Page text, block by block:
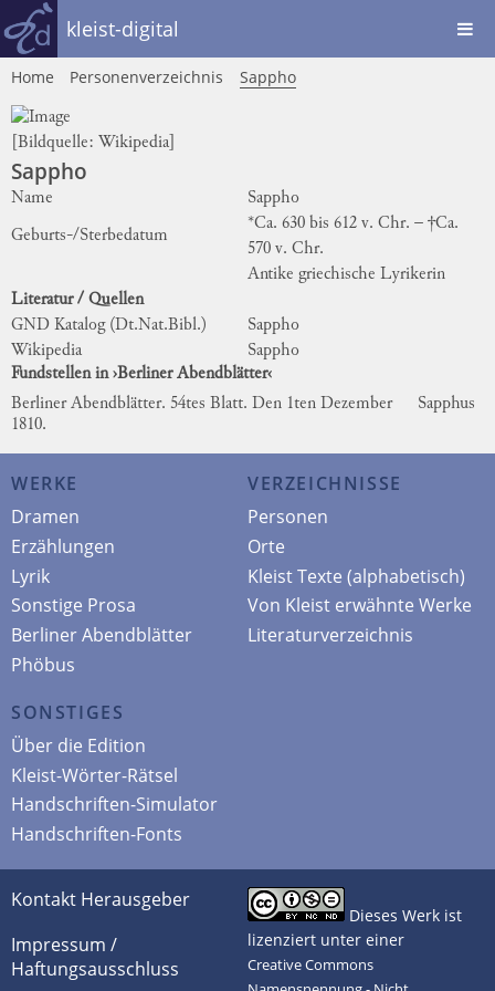
kleist-digital
Home Personenverzeichnis Sappho
[Bildquelle: Wikipedia
Sappho
Name Sappho
Geburts-/Sterbedatum
*Ca. 630 bis 612 v. Chr. – †Ca.
570 v. Chr.
Antike griechische Lyrikerin
Literatur / Quellen
GND Katalog (Dt.Nat.Bibl.)
Sappho
Wikipedia
Sappho
Fundstellen in ›Berliner Abendblätter‹
Berliner Abendblätter. 54tes Blatt. Den 1ten Dezember
1810.
Sapphus
WERKE
Dramen
Erzählungen
Lyrik
Sonstige Prosa
Berliner Abendblätter
Phöbus
VERZEICHNISSE
Personen
Orte
Kleist Texte (alphabetisch)
Von Kleist erwähnte Werke
Literaturverzeichnis
SONSTIGES
Über die Edition
Kleist-Wörter-Rätsel
Handschriften-Simulator
Handschriften-Fonts
Kontakt Herausgeber
Impressum /
Haftungsausschluss
Dieses Werk ist
lizenziert unter einer
Creative Commons